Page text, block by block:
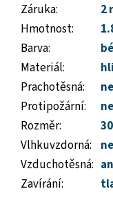
Záruka:
2
Hmotnost:
Barva:
Materiál:
Prachotěsná:
ne
Protipožární:
ne
Rozměr:
Vlhkuvzdorná:
ne
Vzduchotěsná:
Zavírání: